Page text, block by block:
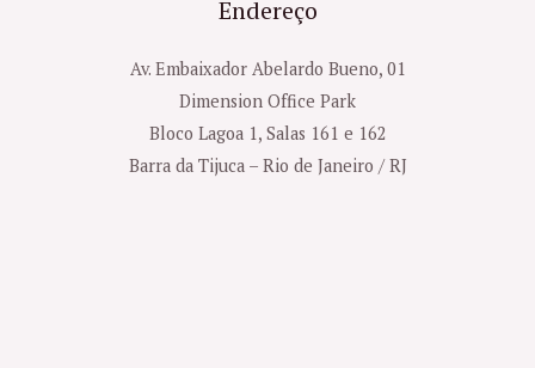
Endereço
Av. Embaixador Abelardo Bueno, 01
Dimension Office Park
Bloco Lagoa 1, Salas 161 e 162
Barra da Tijuca – Rio de Janeiro / RJ